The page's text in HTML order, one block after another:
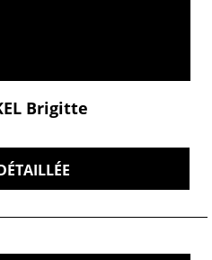
Brigitte